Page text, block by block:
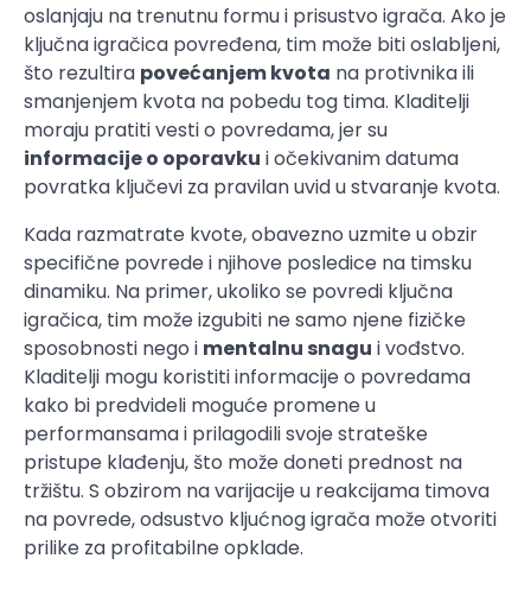
oslanjaju na trenutnu formu i prisustvo igrača. Ako je
ključna igračica povređena, tim može biti oslabljeni,
što rezultira povećanjem kvota na protivnika ili
smanjenjem kvota na pobedu tog tima. Kladitelji
moraju pratiti vesti o povredama, jer su
informacije o oporavku i očekivanim datuma
povratka ključevi za pravilan uvid u stvaranje kvota.
Kada razmatrate kvote, obavezno uzmite u obzir
specifične povrede i njihove posledice na timsku
dinamiku. Na primer, ukoliko se povredi ključna
igračica, tim može izgubiti ne samo njene fizičke
sposobnosti nego i mentalnu snagu i vođstvo.
Kladitelji mogu koristiti informacije o povredama
kako bi predvideli moguće promene u
performansama i prilagodili svoje strateške
pristupe klađenju, što može doneti prednost na
tržištu. S obzirom na varijacije u reakcijama timova
na povrede, odsustvo kljućnog igrača može otvoriti
prilike za profitabilne opklade.